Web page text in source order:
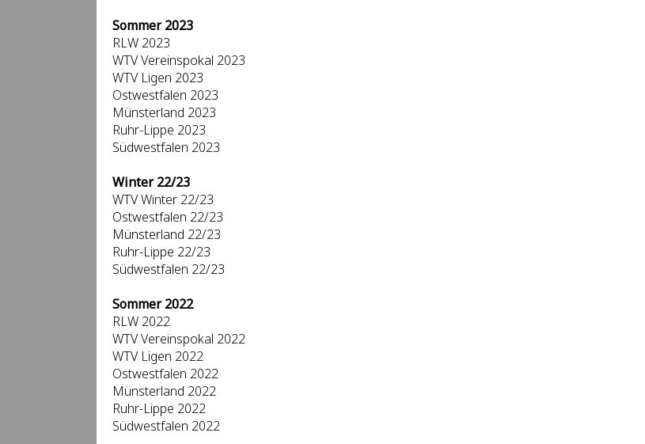
Sommer 2023
RLW 2023
WTV Vereinspokal 2023
WTV Ligen 2023
Ostwestfalen 2023
Münsterland 2023
Ruhr-Lippe 2023
Südwestfalen 2023
Winter 22/23
WTV Winter 22/23
Ostwestfalen 22/23
Münsterland 22/23
Ruhr-Lippe 22/23
Südwestfalen 22/23
Sommer 2022
RLW 2022
WTV Vereinspokal 2022
WTV Ligen 2022
Ostwestfalen 2022
Münsterland 2022
Ruhr-Lippe 2022
Südwestfalen 2022